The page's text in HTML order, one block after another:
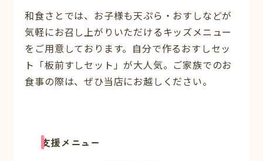
和食さとでは、お子様も天ぷら・おすしなどが
気軽にお召し上がりいただけるキッズメニュー
をご用意しております。自分で作るおすしセッ
ト「板前すしセット」が大人気。ご家族でのお
食事の際は、ぜひ当店にお越しください。
支援メニュー